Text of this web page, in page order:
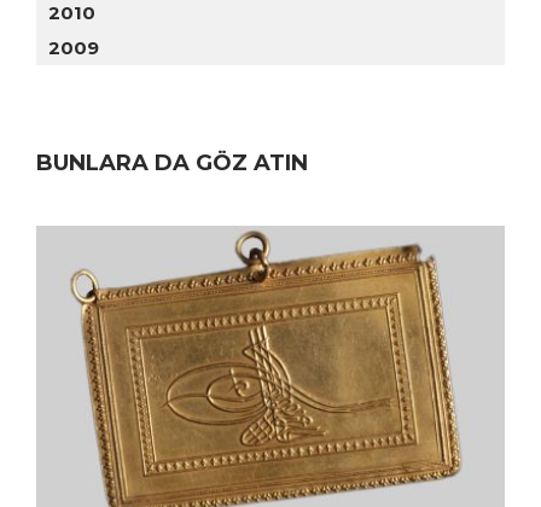
2010
2009
BUNLARA DA GÖZ ATIN